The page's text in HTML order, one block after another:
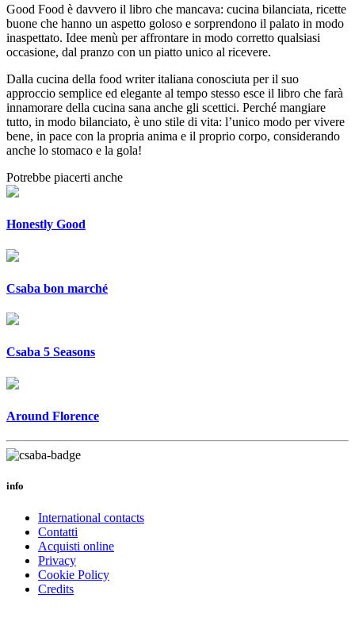
Good Food è davvero il libro che mancava: cucina bilanciata, ricette
buone che hanno un aspetto goloso e sorprendono il palato in modo
inaspettato. Idee menù per affrontare in modo corretto qualsiasi
occasione, dal pranzo con un piatto unico al ricevere.
Dalla cucina della food writer italiana conosciuta per il suo
approccio semplice ed elegante al tempo stesso esce il libro che farà
innamorare della cucina sana anche gli scettici. Perché mangiare
tutto, in modo bilanciato, è uno stile di vita: l’unico modo per vivere
bene, in pace con la propria anima e il proprio corpo, considerando
anche lo stomaco e la gola!
Potrebbe piacerti anche
Honestly Good
Csaba bon marché
Csaba 5 Seasons
Around Florence
info
International contacts
Contatti
Acquisti online
Privacy
Cookie Policy
Credits